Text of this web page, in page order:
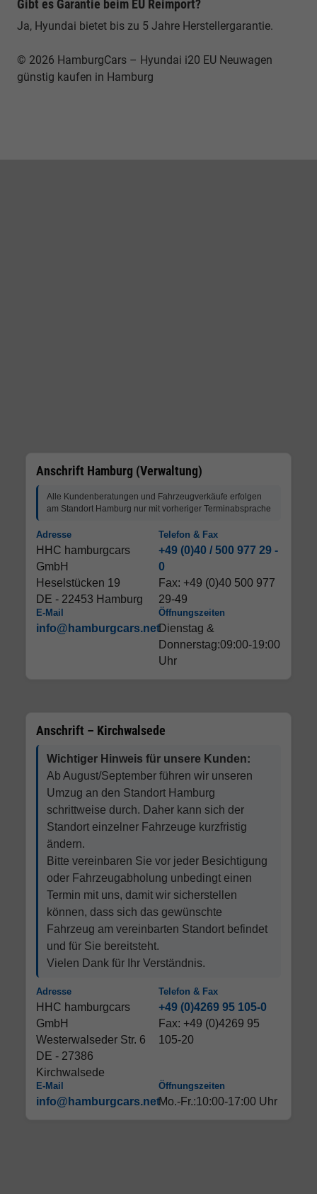
Gibt es Garantie beim EU Reimport?
Ja, Hyundai bietet bis zu 5 Jahre Herstellergarantie.
© 2026 HamburgCars – Hyundai i20 EU Neuwagen
günstig kaufen in Hamburg
Anschrift Hamburg (Verwaltung)
Alle Kundenberatungen und Fahrzeugverkäufe erfolgen
am Standort Hamburg nur mit vorheriger Terminabsprache
Adresse
HHC hamburgcars
GmbH
Heselstücken 19
DE - 22453 Hamburg
Telefon & Fax
+49 (0)40 / 500 977 29 -
0
Fax: +49 (0)40 500 977
29-49
E-Mail
info@hamburgcars.net
Öffnungszeiten
Dienstag &
Donnerstag:09:00-19:00
Uhr
Anschrift – Kirchwalsede
Wichtiger Hinweis für unsere Kunden:
Ab August/September führen wir unseren
Umzug an den Standort Hamburg
schrittweise durch. Daher kann sich der
Standort einzelner Fahrzeuge kurzfristig
ändern.
Bitte vereinbaren Sie vor jeder Besichtigung
oder Fahrzeugabholung unbedingt einen
Termin mit uns, damit wir sicherstellen
können, dass sich das gewünschte
Fahrzeug am vereinbarten Standort befindet
und für Sie bereitsteht.
Vielen Dank für Ihr Verständnis.
Adresse
HHC hamburgcars
GmbH
Westerwalseder Str. 6
DE - 27386
Kirchwalsede
Telefon & Fax
+49 (0)4269 95 105-0
Fax: +49 (0)4269 95
105-20
E-Mail
info@hamburgcars.net
Öffnungszeiten
Mo.-Fr.:10:00-17:00 Uhr